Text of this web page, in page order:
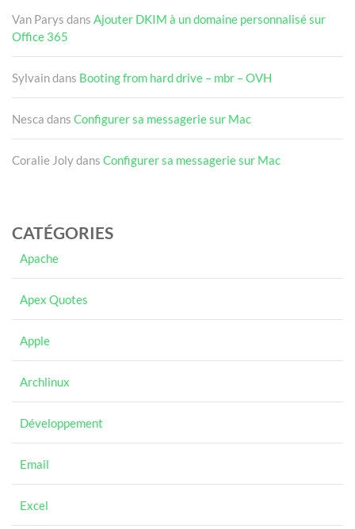
Van Parys dans Ajouter DKIM à un domaine personnalisé sur
Office 365
Sylvaindans Booting from hard drive – mbr – OVH
Nesca dans Configurer sa messagerie sur Mac
Coralie Jolydans Configurer sa messagerie sur Mac
CATÉGORIES
Apache
Apex Quotes
Apple
Archlinux
Développement
Email
Excel